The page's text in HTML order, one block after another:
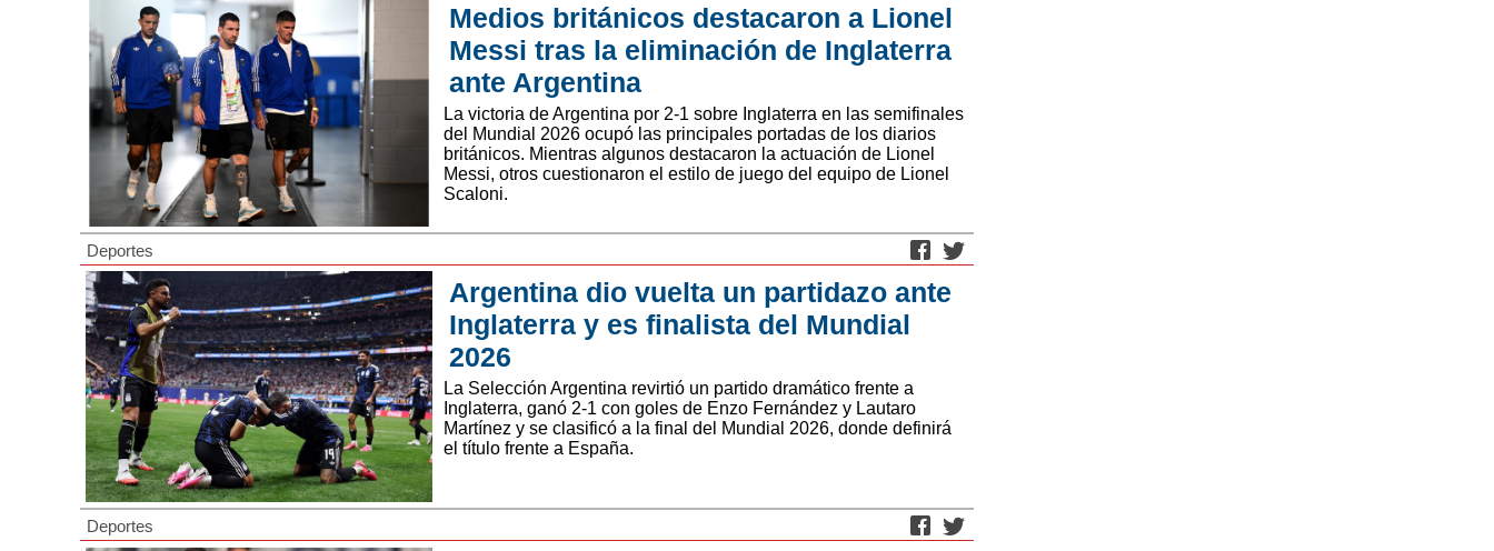
Medios británicos destacaron a Lionel
Messi tras la eliminación de Inglaterra
ante Argentina
La victoria de Argentina por 2-1 sobre Inglaterra en las semifinales
del Mundial 2026 ocupó las principales portadas de los diarios
británicos. Mientras algunos destacaron la actuación de Lionel
Messi, otros cuestionaron el estilo de juego del equipo de Lionel
Scaloni.
Deportes
Argentina dio vuelta un partidazo ante
Inglaterra y es finalista del Mundial
2026
La Selección Argentina revirtió un partido dramático frente a
Inglaterra, ganó 2-1 con goles de Enzo Fernández y Lautaro
Martínez y se clasificó a la final del Mundial 2026, donde definirá
el título frente a España.
Deportes